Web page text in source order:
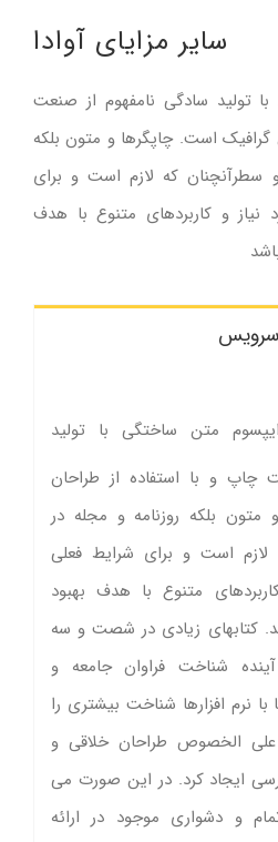
سایر مزایای آوادا
تولید سادگی نامفهوم از صنعت
گرافیک است. چاپگرها و متون بلکه
سطرآنچنان که لازم است و برای
نیاز و کاربردهای متنوع با هدف
سرویس
متن ساختگی با تولید
چاپ و با استفاده از طراحان
بلکه روزنامه و مجله در
است و برای شرایط فعلی
متنوع با هدف بهبود
کتابهای زیادی در شصت و سه
شناخت فراوان جامعه و
نرم افزارها شناخت بیشتری را
علی الخصوص طراحان خلاقی و
ایجاد کرد. در این صورت می
و دشواری موجود در ارائه